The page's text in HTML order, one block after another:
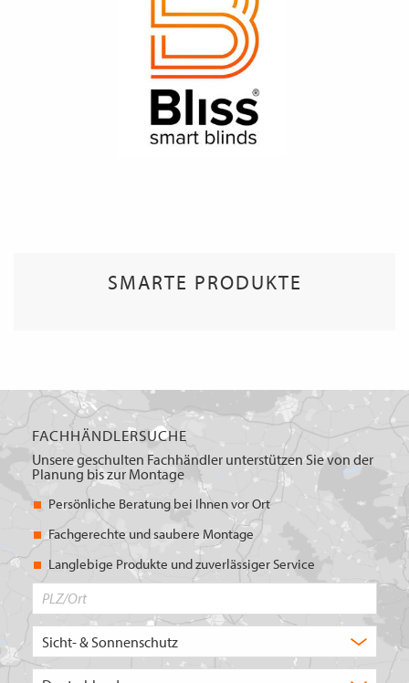
SMARTE PRODUKTE
FACHHÄNDLERSUCHE
Unsere geschulten Fachhändler unterstützen Sie von der
Planung bis zur Montage
Persönliche Beratung bei Ihnen vor Ort
Fachgerechte und saubere Montage
Langlebige Produkte und zuverlässiger Service